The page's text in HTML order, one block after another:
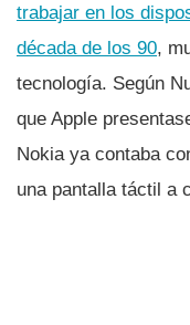
trabajar en los
década de los 90,
tecnologí­a. Según
que Apple
Nokia ya contaba
una pantalla táctil a